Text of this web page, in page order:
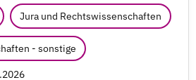
Jura und Rechtswissenschaften
- sonstige